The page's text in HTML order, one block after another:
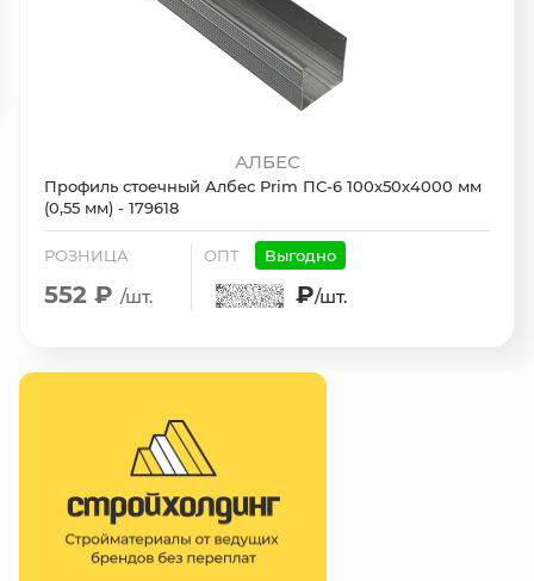
АЛБЕС
Профиль стоечный Албес Prim ПС-6 100х50х4000 мм
(0,55 мм) - 179618
РОЗНИЦА
552 ₽ /шт.
ОПТ Выгодно
₽/шт.